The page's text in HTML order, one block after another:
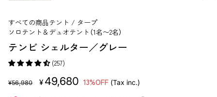
すべての商品 テント / タープ
ソロテント＆デュオテント（1名〜2名）
テンビ シェルター／グレー
(257)
販
¥56,980
セ
¥ 49,680 13%OFF (Tax inc.)